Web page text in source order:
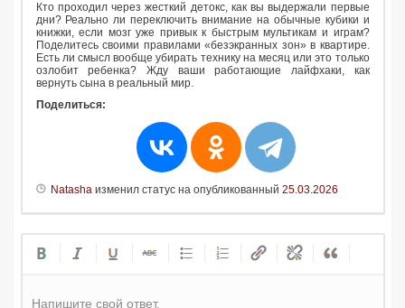
Кто проходил через жесткий детокс, как вы выдержали первые
дни? Реально ли переключить внимание на обычные кубики и
книжки, если мозг уже привык к быстрым мультикам и играм?
Поделитесь своими правилами «безэкранных зон» в квартире.
Есть ли смысл вообще убирать технику на месяц или это только
озлобит ребенка? Жду ваши работающие лайфхаки, как
вернуть сына в реальный мир.
Поделиться:
Natashaизменил статус на опубликованный 25.03.2026
Напишите свой ответ.